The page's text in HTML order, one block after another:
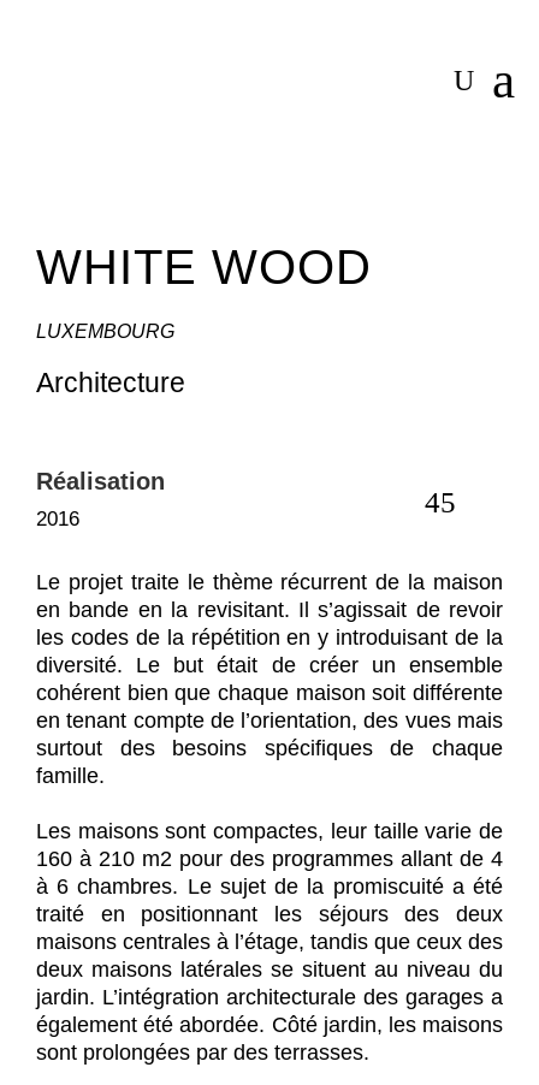
U a
WHITE WOOD
LUXEMBOURG
Architecture
Réalisation
2016
Le projet traite le thème récurrent de la maison
en bande en la revisitant. Il s’agissait de revoir
les codes de la répétition en y introduisant de la
diversité. Le but était de créer un ensemble
cohérent bien que chaque maison soit différente
en tenant compte de l’orientation, des vues mais
surtout des besoins spécifiques de chaque
famille.
Les maisons sont compactes, leur taille varie de
160 à 210 m2 pour des programmes allant de 4
à 6 chambres. Le sujet de la promiscuité a été
traité en positionnant les séjours des deux
maisons centrales à l’étage, tandis que ceux des
deux maisons latérales se situent au niveau du
jardin. L’intégration architecturale des garages a
également été abordée. Côté jardin, les maisons
sont prolongées par des terrasses.